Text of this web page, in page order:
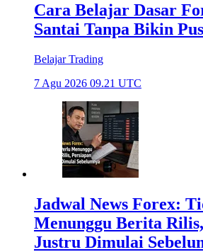
Cara Belajar Dasar
Santai Tanpa Bikin
Belajar Trading
7 Agu 2026 09.21 UTC
Jadwal News Forex:
Menunggu Berita
Justru Dimulai